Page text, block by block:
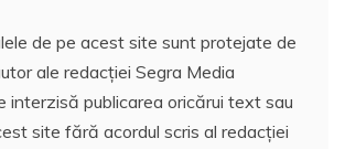
de pe acest site sunt protejate de
ale redacției Segra Media
interzisă publicarea oricărui text sau
site fără acordul scris al redacției